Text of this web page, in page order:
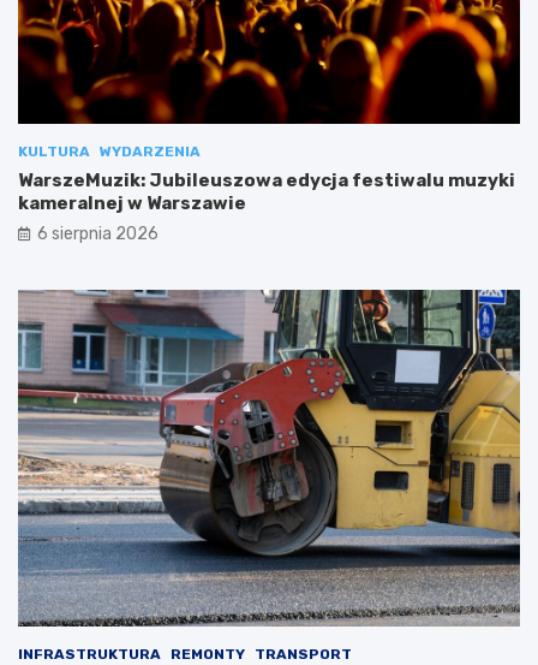
KULTURA WYDARZENIA
WarszeMuzik: Jubileuszowa edycja festiwalu muzyki
kameralnej w Warszawie
6 sierpnia 2026
INFRASTRUKTURA REMONTY TRANSPORT